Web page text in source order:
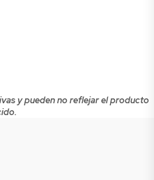
y pueden no reflejar el producto